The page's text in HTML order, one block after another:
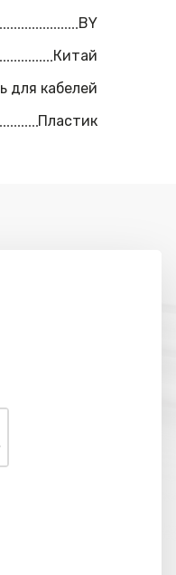
BY
Китай
для кабелей
Пластик